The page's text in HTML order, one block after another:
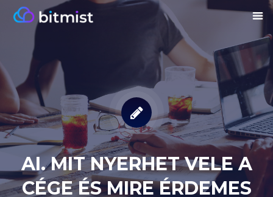
AI. MIT NYERHET VELE A
CÉGE ÉS MIRE ÉRDEMES